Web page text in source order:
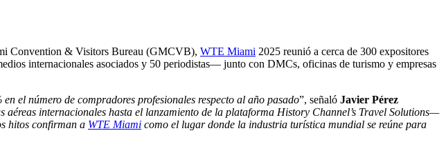
Convention & Visitors Bureau (GMCVB), WTE Miami 2025 reunió a cerca de 300 expositores
internacionales asociados y 50 periodistas— junto con DMCs, oficinas de turismo y empresas
el número de compradores profesionales respecto al año pasado”, señaló Javier Pérez
internacionales hasta el lanzamiento de la plataforma History Channel’s Travel Solutions—
hitos confirman a WTE Miami como el lugar donde la industria turística mundial se reúne para